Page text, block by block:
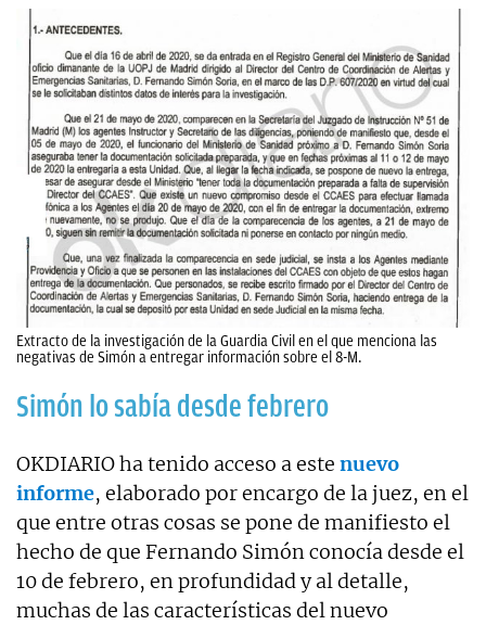
Extracto de la investigación de la Guardia Civil en el que menciona las
negativas de Simón a entregar información sobre el 8-M.
Simón lo sabía desde febrero
OKDIARIO ha tenido acceso a este nuevo
informe, elaborado por encargo de la juez, en el
que entre otras cosas se pone de manifiesto el
hecho de que Fernando Simón conocía desde el
10 de febrero, en profundidad y al detalle,
muchas de las características del nuevo